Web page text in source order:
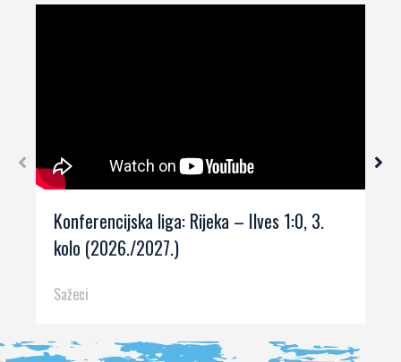
Konferencijska liga: Rijeka – Ilves 1:0, 3.
kolo (2026./2027.)
Sažeci